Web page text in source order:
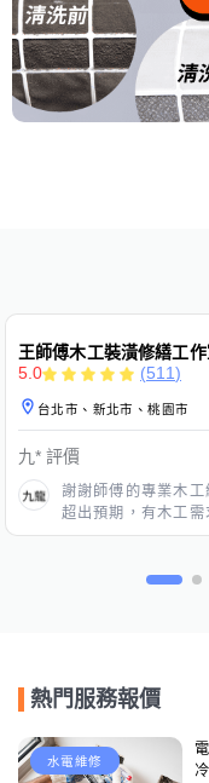
王師傅木工裝潢修繕工
5.0
(511)
台北市、新北市、桃園市
九* 評價
謝謝師傅的專業木
超出預期，有木工
熱門服務報價
水電維修